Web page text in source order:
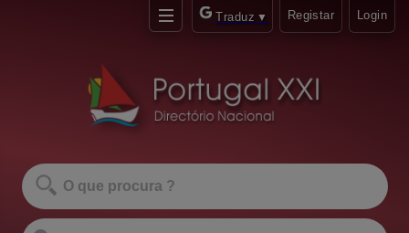
Traduz ▼ Registar Login